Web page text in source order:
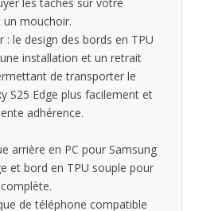
les taches sur votre
mouchoir.
: le design des bords en TPU
installation et un retrait
de transporter le
S25 Edge plus facilement et
adhérence.
arrière en PC pour Samsung
et bord en TPU souple pour
de téléphone compatible